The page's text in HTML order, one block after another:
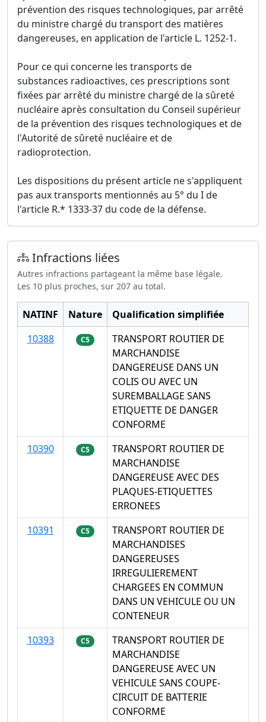
prévention des risques technologiques, par arrêté
du ministre chargé du transport des matières
dangereuses, en application de l'article L. 1252-1.
Pour ce qui concerne les transports de
substances radioactives, ces prescriptions sont
fixées par arrêté du ministre chargé de la sûreté
nucléaire après consultation du Conseil supérieur
de la prévention des risques technologiques et de
l'Autorité de sûreté nucléaire et de
radioprotection.
Les dispositions du présent article ne s'appliquent
pas aux transports mentionnés au 5° du I de
l'article R.* 1333-37 du code de la défense.
Infractions liées
Autres infractions partageant la même base légale.
Les 10 plus proches, sur 207 au total.
NATINF Nature
Qualification simplifiée
10388
C5
TRANSPORT ROUTIER DE
MARCHANDISE
DANGEREUSE DANS UN
COLIS OU AVEC UN
SUREMBALLAGE SANS
ETIQUETTE DE DANGER
CONFORME
10390
C5
TRANSPORT ROUTIER DE
MARCHANDISE
DANGEREUSE AVEC DES
PLAQUES-ETIQUETTES
ERRONEES
10391
C5
TRANSPORT ROUTIER DE
MARCHANDISES
DANGEREUSES
IRREGULIEREMENT
CHARGEES EN COMMUN
DANS UN VEHICULE OU UN
CONTENEUR
10393
C5
TRANSPORT ROUTIER DE
MARCHANDISE
DANGEREUSE AVEC UN
VEHICULE SANS COUPE-
CIRCUIT DE BATTERIE
CONFORME